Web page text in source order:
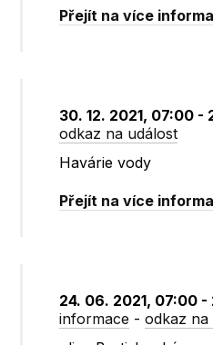
Přejít na více
30. 12. 2021, 07:00 -
odkaz na událost
Havárie vody
Přejít na více
24. 06. 2021, 07:00 -
informace -odkaz na